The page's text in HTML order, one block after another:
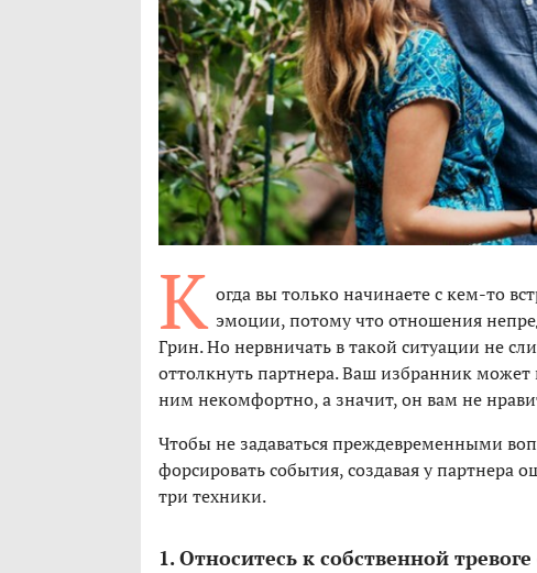
К огда вы только начинаете с кем-то
эмоции, потому что отношения
Грин. Но нервничать в такой ситуации не
оттолкнуть партнера. Ваш избранник может
ним некомфортно, а значит, он вам не
Чтобы не задаваться преждевременными
форсировать события, создавая у партнера
три техники.
1. Относитесь к собственной